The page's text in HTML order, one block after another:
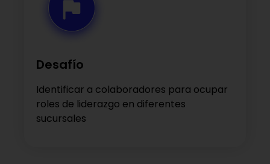
Desafío
Identificar a colaboradores para ocupar
roles de liderazgo en diferentes
sucursales